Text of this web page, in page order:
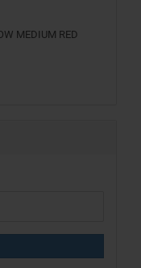
MEDIUM RED